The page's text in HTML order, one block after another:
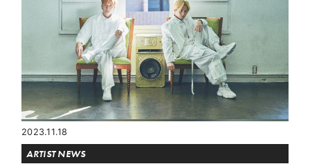
2023.11.18
ARTIST NEWS